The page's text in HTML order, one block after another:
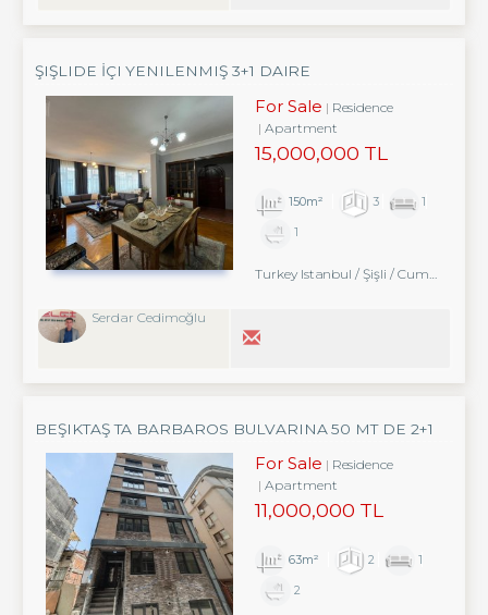
ŞIŞLIDE İÇI YENILENMIŞ 3+1 DAIRE
For Sale
Residence
Apartment
15,000,000 TL
150m² 3
1
1
Turkey Istanbul / Şişli / Cumhuriyet
Serdar Cedimoğlu
BEŞIKTAŞ TA BARBAROS BULVARINA 50 MT DE 2+1
For Sale
Residence
Apartment
11,000,000 TL
63m² 2
1
2